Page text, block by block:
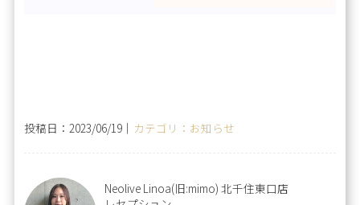
投稿日：2023/06/19｜ カテゴリ：お知らせ
Neolive Linoa(旧:mimo) 北千住東口店